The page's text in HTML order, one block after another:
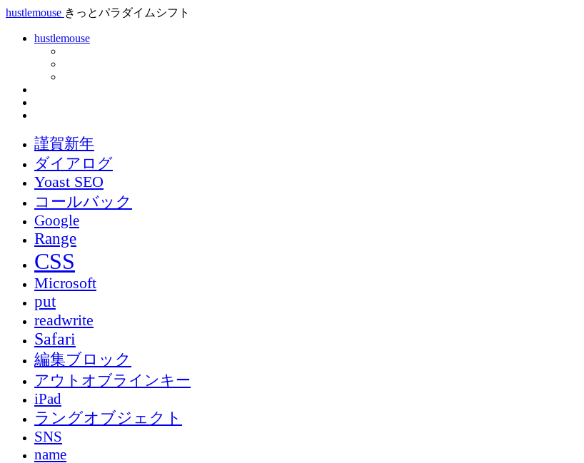
hustlemouse きっとパラダイムシフト
hustlemouse
謹賀新年
ダイアログ
Yoast SEO
コールバック
Google
Range
CSS
Microsoft
put
readwrite
Safari
編集ブロック
アウトオブラインキー
iPad
ラングオブジェクト
SNS
name